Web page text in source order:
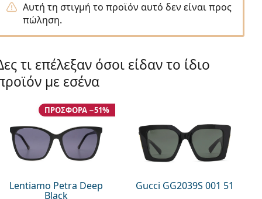
Αυτή τη στιγμή το προϊόν αυτό δεν είναι προς
πώληση.
τι επέλεξαν όσοι είδαν το ίδιο
με εσένα
Lentiamo Petra Deep
Black
ΠΡΟΣΦΟΡΆ −51%
Gucci GG2039S 001 51